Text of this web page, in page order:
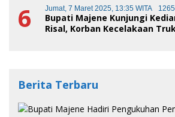
6 Jumat, 7 Maret 2025, 13:35 WITA
Bupati Majene Kunjungi
Risal, Korban Kecelakaan
Berita Terbaru